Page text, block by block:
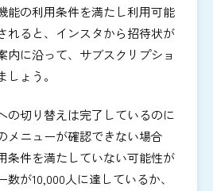
能の利用条件を満たし利用可能
れると、インスタから招待状が
内に沿って、サブスクリプショ
ょう。
の切り替えは完了しているのに
メニューが確認できない場合
条件を満たしていない可能性が
が10,000人に達しているか、